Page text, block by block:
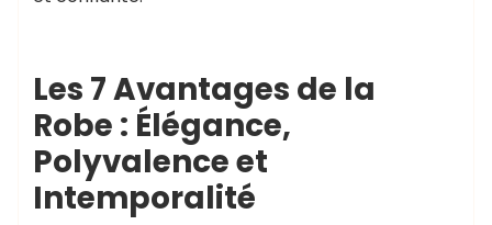
Les 7 Avantages de la
Robe : Élégance,
Polyvalence et
Intemporalité